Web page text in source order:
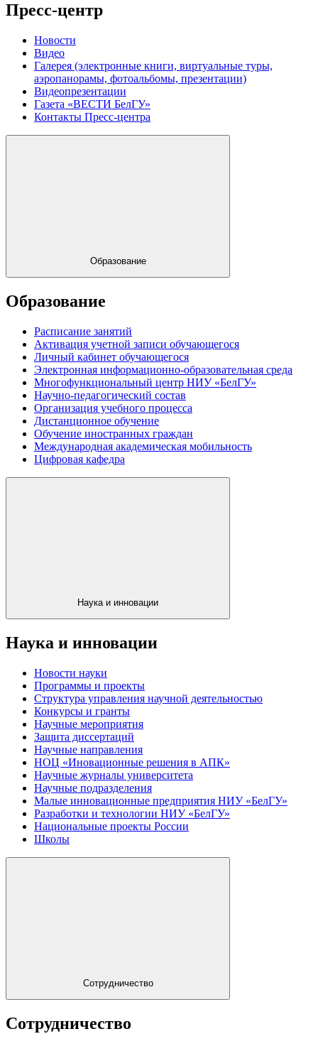
Пресс-центр
Новости
Видео
Галерея (электронные книги, виртуальные туры,
аэропанорамы, фотоальбомы, презентации)
Видеопрезентации
Газета «ВЕСТИ БелГУ»
Контакты Пресс-центра
Образование
Образование
Расписание занятий
Активация учетной записи обучающегося
Личный кабинет обучающегося
Электронная информационно-образовательная среда
Многофункциональный центр НИУ «БелГУ»
Научно-педагогический состав
Организация учебного процесса
Дистанционное обучение
Обучение иностранных граждан
Международная академическая мобильность
Цифровая кафедра
Наука и инновации
Наука и инновации
Новости науки
Программы и проекты
Структура управления научной деятельностью
Конкурсы и гранты
Научные мероприятия
Защита диссертаций
Научные направления
НОЦ «Иновационные решения в АПК»
Научные журналы университета
Научные подразделения
Малые инновационные предприятия НИУ «БелГУ»
Разработки и технологии НИУ «БелГУ»
Национальные проекты России
Школы
Сотрудничество
Сотрудничество